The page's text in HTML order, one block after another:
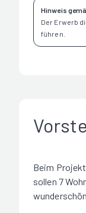
Hinweis
Der Erwerb
führen.
Beim Projekt
sollen 7